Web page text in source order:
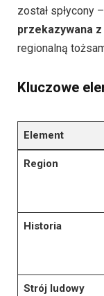
został spłycony
przekazywana
regionalną
Kluczowe
Element
Region
Historia
Strój ludowy